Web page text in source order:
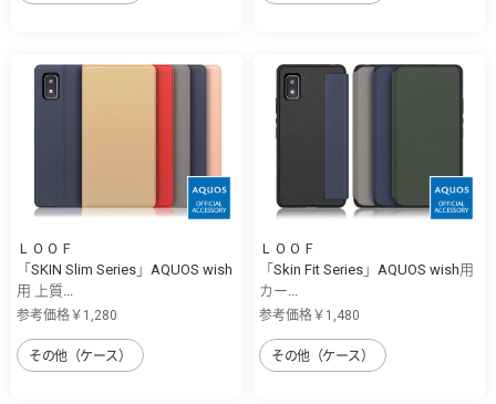
ＬＯＯＦ
「SKIN Slim Series」AQUOS wish
用 上質...
参考価格￥1,280
その他（ケース）
ＬＯＯＦ
「Skin Fit Series」AQUOS wish用
カー...
参考価格￥1,480
その他（ケース）